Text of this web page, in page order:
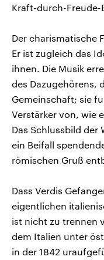
Kraft-durch-Freude-
Der charismatische
Er ist zugleich das
ihnen. Die Musik
des Dazugehörens,
Gemeinschaft; sie
Verstärker von, wie
Das Schlussbild der
ein Beifall
römischen Gruß
Dass Verdis
eigentlichen
ist nicht zu trennen
dem Italien unter
in der 1842